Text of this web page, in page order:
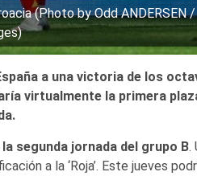
(Photo by Odd ANDERSEN /
a una victoria de los
virtualmente la primera
segunda jornada del grupo B.
a la ‘Roja’. Este jueves